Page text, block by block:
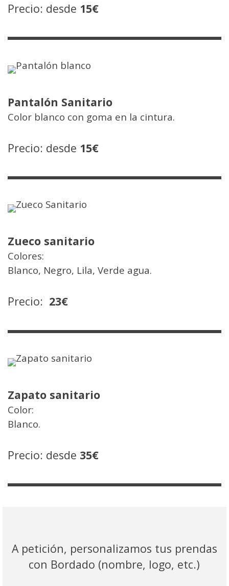
Precio: desde 15€
Pantalón Sanitario
Color blanco con goma en la cintura.
Precio: desde 15€
Zueco sanitario
Colores:
Blanco, Negro, Lila, Verde agua.
Precio: 23€
Zapato sanitario
Color:
Blanco.
Precio: desde 35€
A petición, personalizamos tus prendas
con Bordado (nombre, logo, etc.)